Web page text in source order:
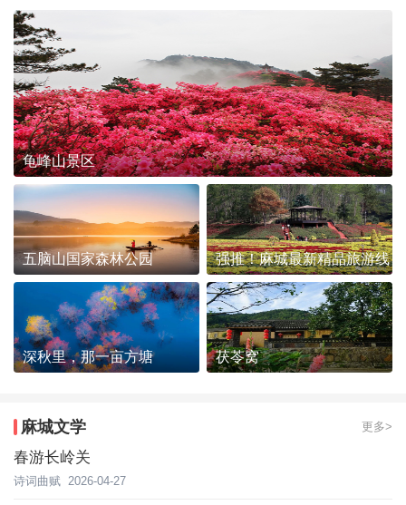
龟峰山景区
五脑山国家森林公园 强推！麻城最新精品旅游线
路发布~
深秋里，那一亩方塘 茯苓窝
麻城文学 更多>
春游长岭关
诗词曲赋 2026-04-27